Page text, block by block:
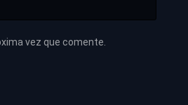
vez que comente.